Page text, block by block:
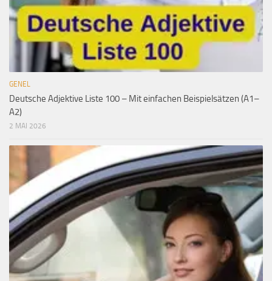
GENEL
Deutsche Adjektive Liste 100 – Mit einfachen Beispielsätzen (A1–
A2)
2 MAI 2026